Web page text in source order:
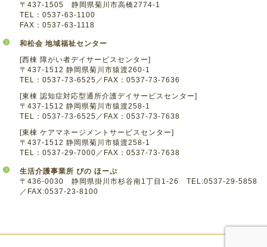
〒437-1505 静岡県菊川市高橋2774-1
TEL：0537-63-1100
FAX：0537-63-1118
和松会 地域福祉センター
[西棟 障がい者デイサービスセンター]
〒437-1512 静岡県菊川市猿渡260-1
TEL：0537-73-6525／FAX：0537-73-7636
[東棟 認知症対応型通所介護デイサービスセンター]
〒437-1512 静岡県菊川市猿渡258-1
TEL：0537-73-6525／FAX：0537-73-7638
[東棟 ケアマネージメントサービスセンター]
〒437-1512 静岡県菊川市猿渡258-1
TEL：0537-29-7000／FAX：0537-73-7638
生活介護事業所 ぴの ほーぷ
〒436-0030 静岡県掛川市杉谷南1丁目1-26 TEL:0537-29-5858
／FAX:0537-23-8100